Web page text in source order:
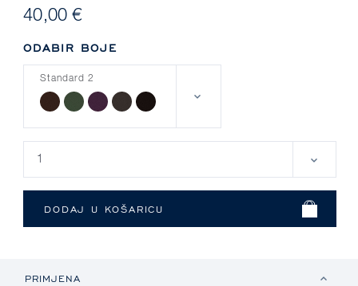
40,00 €
ODABIR BOJE
Standard 2
PRIMJENA